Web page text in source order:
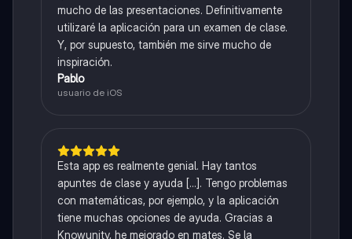
mucho de las presentaciones. Definitivamente
utilizaré la aplicación para un examen de clase.
Y, por supuesto, también me sirve mucho de
inspiración.
Pablo
usuario de iOS
Esta app es realmente genial. Hay tantos
apuntes de clase y ayuda [...]. Tengo problemas
con matemáticas, por ejemplo, y la aplicación
tiene muchas opciones de ayuda. Gracias a
Knowunity, he mejorado en mates. Se la